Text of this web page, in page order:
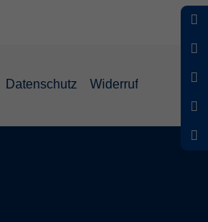
Datenschutz Widerruf